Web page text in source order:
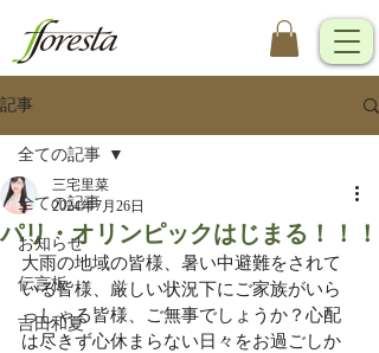
記事
全ての記事
お知らせ
伝言板
吉田和夏
全ての記事
パリ・オリンピックはじまる！！！
三宅里菜
2024年7月26日
大雨の地域の皆様、暑い中避難をされて
いる皆様、厳しい状況下にご家族がいら
っしゃる皆様、ご無事でしょうか？心配
は尽きず心休まらない日々をお過ごしか